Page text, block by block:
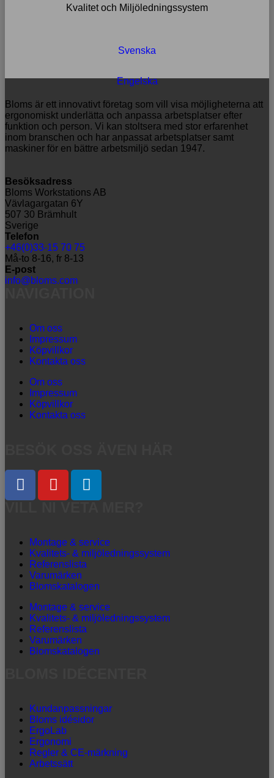
Kvalitet och Miljöledningssystem
Svenska
Engelska
Bloms är ett innovativt företag som vill visa möjligheterna att
ergonomiskt underlätta och anpassa arbetsplatser efter
funktion och person. Vi kan stoltsera med stor erfarenhet
inom branschen och har anpassat arbetsplatser samt
maskiner för en bättre arbetsmiljö sedan 1947.
Besöksadress
Bloms Workstations AB
Vävlagargatan 6Y
507 30 Brämhult
Sverige
Telefon
+46(0)33-15 70 75
Må-to 8-16, fr 8-13
E-post
info@bloms.com
Om oss
Impressum
Köpvillkor
Kontakta oss
Om oss
Impressum
Köpvillkor
Kontakta oss
Montage & service
Kvalitets- & miljöledningssystem
Referenslista
Varumärken
Blomskatalogen
Montage & service
Kvalitets- & miljöledningssystem
Referenslista
Varumärken
Blomskatalogen
Kundanpassningar
Bloms idésidor
ErgoLab
Ergonomi
Regler & CE-märkning
Arbetssätt